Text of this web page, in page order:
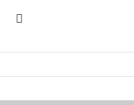
b
s